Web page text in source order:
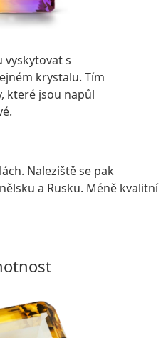
vyskytovat s
krystalu. Tím
které jsou napůl
Naleziště se pak
a Rusku. Méně kvalitní